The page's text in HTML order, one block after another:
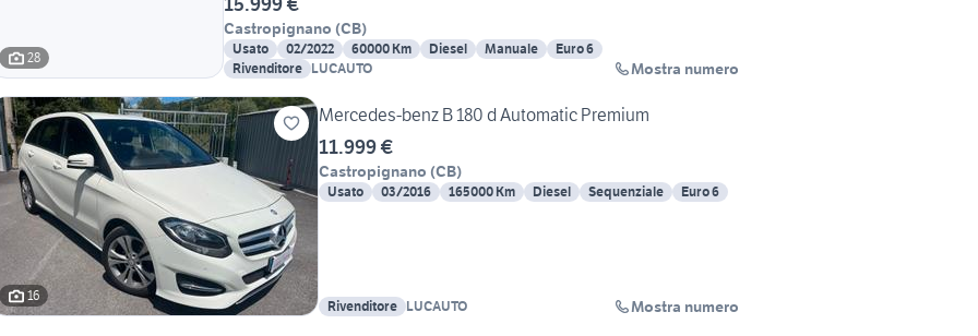
28
Castropignano (CB)
Usato 02/2022 60000 Km Diesel Manuale
Euro 6
Rivenditore LUCAUTO Mostra numero
16
Mercedes-benz B 180 d Automatic Premium
11.999 €
Castropignano (CB)
Usato 03/2016 165000 Km Diesel Sequenziale Euro 6
Rivenditore LUCAUTO Mostra numero